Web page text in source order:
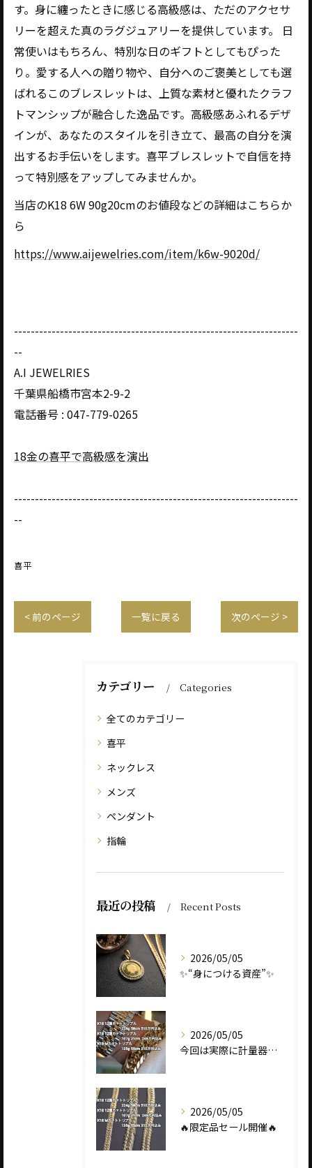
す。身に纏ったときに感じる高級感は、ただのアクセサ
リーを超えた真のラグジュアリーを提供しています。 日
常使いはもちろん、特別な日のギフトとしてもぴった
り。愛する人への贈り物や、自分へのご褒美としても選
ばれるこのブレスレットは、上質な素材と優れたクラフ
トマンシップが融合した逸品です。高級感あふれるデザ
インが、あなたのスタイルを引き立て、最高の自分を演
出するお手伝いをします。喜平ブレスレットで自信を持
って特別感をアップしてみませんか。
当店のK18 6W 90g20cmのお値段などの詳細はこちらか
ら
https://www.aijewelries.com/item/k6w-9020d/
--------------------------------------------------------------------
--
A.I JEWELRIES
千葉県船橋市宮本2-9-2
電話番号 : 047-779-0265
18金の喜平で高級感を演出
--------------------------------------------------------------------
--
喜平
< 前のページ 一覧に戻る 次のページ >
カテゴリー Categories
全てのカテゴリー
喜平
ネックレス
メンズ
ペンダント
指輪
最近の投稿 Recent Posts
2026/05/05
✨“身につける資産”✨
2026/05/05
今回は実際に計量器に載せて、
2026/05/05
🔥限定品セール開催🔥